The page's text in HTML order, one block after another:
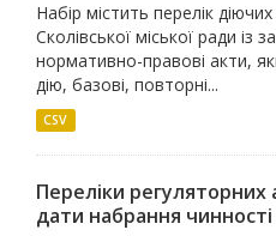
Набір містить перелік
Сколівської міської ради із
нормативно-правові акти,
дію, базові, повторні...
CSV
Переліки регуляторних
дати набрання